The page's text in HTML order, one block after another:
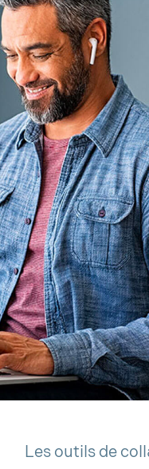
Les outils de